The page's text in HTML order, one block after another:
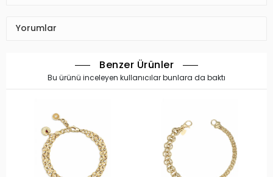
Yorumlar
Benzer Ürünler
Bu ürünü inceleyen kullanıcılar bunlara da baktı